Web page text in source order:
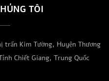
TÔI
trấn Kim Tường, Huyện Thương
Chiết Giang, Trung Quốc